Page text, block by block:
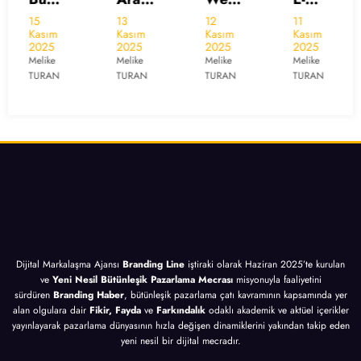
a
Moto
ru
Pazar
İçin
13
Kasım
2025
Melike
TURAN
Tasar
ım
İçin
10
12
Kasım
2025
Melike
TURAN
Posta
Pazar
lama
sı
Altın
11
Kasım
2025
Melike
TURAN
Yönet
imi
İçin
İpucu
Kasım
2025
Melike
TURAN
Dijital Markalaşma Ajansı Branding Line iştiraki olarak Haziran 2025’te kurulan
ve Yeni Nesil Bütünleşik Pazarlama Mecrası misyonuyla faaliyetini
sürdüren Branding Haber, bütünleşik pazarlama çatı kavramının kapsamında yer
alan olgulara dair Fikir, Fayda ve Farkındalık odaklı akademik ve aktüel içerikler
yayınlayarak pazarlama dünyasının hızla değişen dinamiklerini yakından takip eden
yeni nesil bir dijital mecradır.